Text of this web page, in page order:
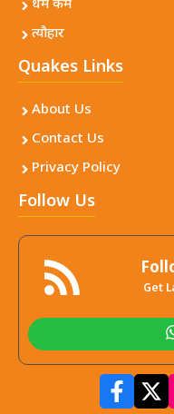
धर्म कर्म
त्यौहार
Quakes Links
About Us
Contact Us
Privacy Policy
Follow Us
Get